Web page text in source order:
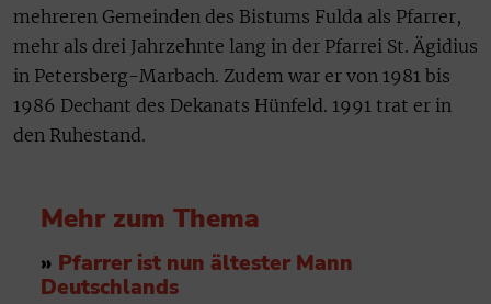
mehreren Gemeinden des Bistums Fulda als Pfarrer,
mehr als drei Jahrzehnte lang in der Pfarrei St. Ägidius
in Petersberg-Marbach. Zudem war er von 1981 bis
1986 Dechant des Dekanats Hünfeld. 1991 trat er in
den Ruhestand.
Mehr zum Thema
» Pfarrer ist nun ältester Mann
Deutschlands